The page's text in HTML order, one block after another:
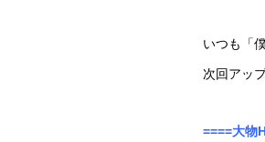
いつも「
次回アッ
====大物